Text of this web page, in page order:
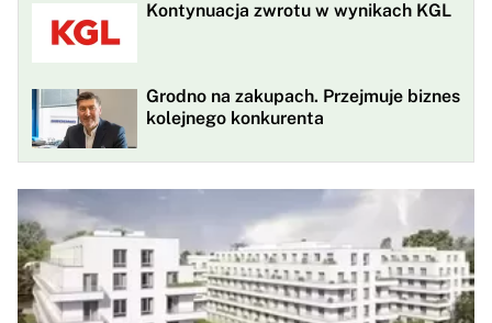
Kontynuacja zwrotu w wynikach KGL
Grodno na zakupach. Przejmuje biznes
kolejnego konkurenta